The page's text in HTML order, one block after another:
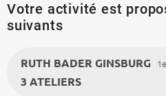
Votre activité est
suivants
RUTH BADER GINSBURG
3 ATELIERS